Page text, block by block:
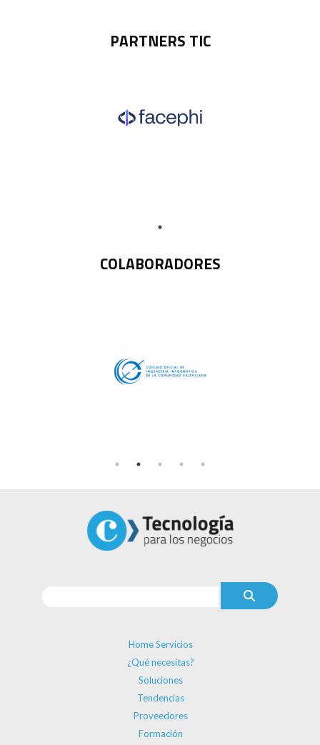
PARTNERS TIC
COLABORADORES
Home Servicios
¿Qué necesitas?
Soluciones
Tendencias
Proveedores
Formación